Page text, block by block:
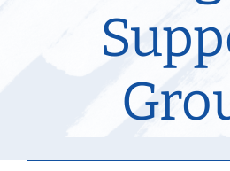
Nuestros
Eventos y medios de
Filantropía y